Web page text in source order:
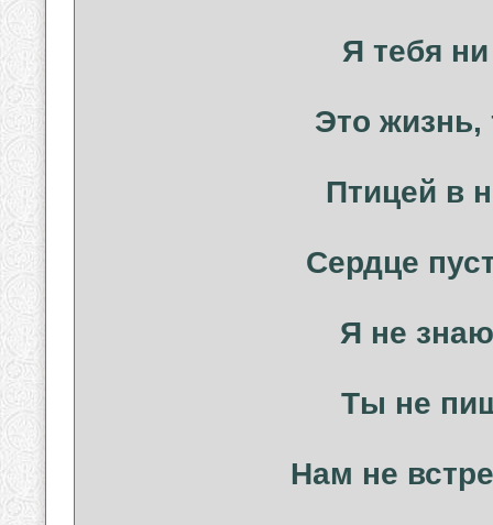
Я тебя
Это жизнь,
Птицей в
Сердце
Я не
Ты не
Нам не